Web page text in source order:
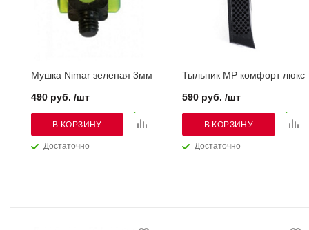
Мушка Nimar зеленая 3мм
Достаточно
490 руб. /шт
В КОРЗИНУ
Тыльник МР комфорт люкс
Достаточно
590 руб. /шт
В КОРЗИНУ